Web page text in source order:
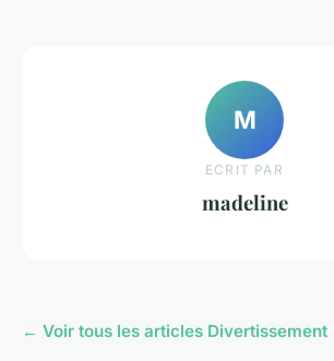
M
ECRIT PAR
madeline
← Voir tous les articles Divertissement